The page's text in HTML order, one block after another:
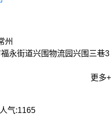
州
永街道兴围物流园兴围三巷3
更多+
人气:1165